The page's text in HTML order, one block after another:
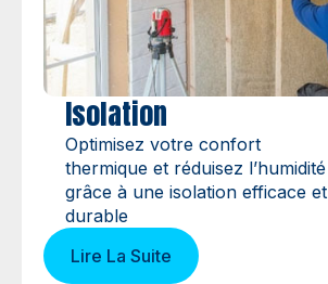
Isolation
Optimisez votre confort
thermique et réduisez l’humidité
grâce à une isolation efficace et
durable
Lire La Suite